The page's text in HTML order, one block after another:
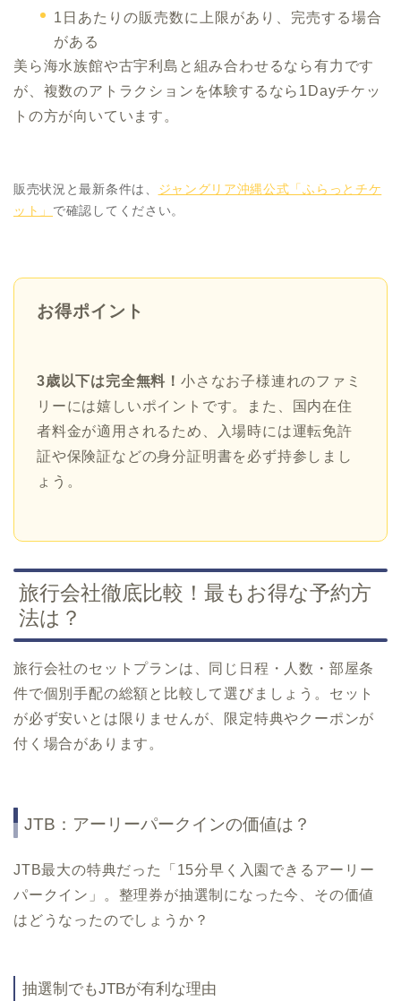
1日あたりの販売数に上限があり、完売する場合
がある
美ら海水族館や古宇利島と組み合わせるなら有力です
が、複数のアトラクションを体験するなら1Dayチケッ
トの方が向いています。
販売状況と最新条件は、 ジャングリア沖縄公式「ふらっとチケ
ット」 で確認してください。
お得ポイント
3歳以下は完全無料！ 小さなお子様連れのファミ
リーには嬉しいポイントです。また、国内在住
者料金が適用されるため、入場時には運転免許
証や保険証などの身分証明書を必ず持参しまし
ょう。
旅行会社徹底比較！最もお得な予約方
法は？
旅行会社のセットプランは、同じ日程・人数・部屋条
件で個別手配の総額と比較して選びましょう。セット
が必ず安いとは限りませんが、限定特典やクーポンが
付く場合があります。
JTB：アーリーパークインの価値は？
JTB最大の特典だった「15分早く入園できるアーリー
パークイン」。整理券が抽選制になった今、その価値
はどうなったのでしょうか？
抽選制でもJTBが有利な理由